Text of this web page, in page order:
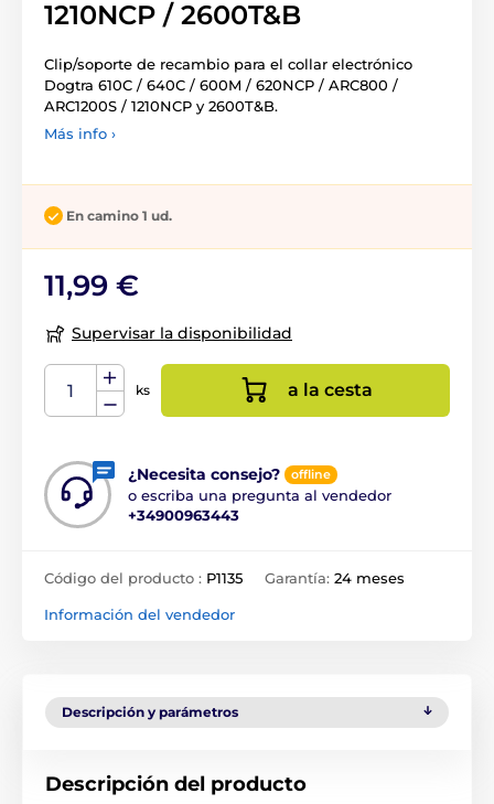
1210NCP / 2600T&B
Clip/soporte de recambio para el collar electrónico
Dogtra 610C / 640C / 600M / 620NCP / ARC800 /
ARC1200S / 1210NCP y 2600T&B.
Más info ›
En camino 1 ud.
11,99 €
Supervisar la disponibilidad
ks a la cesta
¿Necesita consejo? offline
o escriba una pregunta al vendedor
+34900963443
Código del producto : P1135 Garantía: 24 meses
Información del vendedor
Descripción y parámetros
Descripción del producto